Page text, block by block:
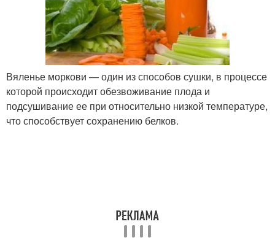
Вяленье моркови — один из способов сушки, в процессе
которой происходит обезвоживание плода и
подсушивание ее при относительно низкой температуре,
что способствует сохранению белков.